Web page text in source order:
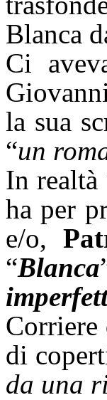
Blanca
Ci
la sua
“un
In realtà
ha per
e/o,
“Blanca
Corriere
di
da una